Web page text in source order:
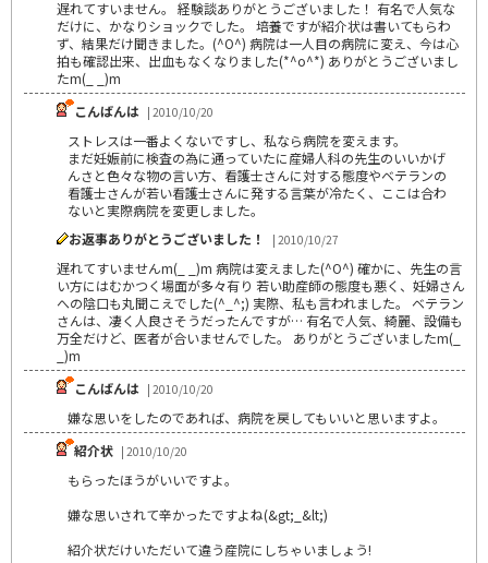
遅れてすいません。 経験談ありがとうございました！ 有名で人気な
だけに、かなりショックでした。 培養ですが紹介状は書いてもらわ
ず、結果だけ聞きました。(^O^) 病院は一人目の病院に変え、今は心
拍も確認出来、出血もなくなりました(*^o^*) ありがとうございまし
たm(_ _)m
こんばんは | 2010/10/20
ストレスは一番よくないですし、私なら病院を変えます。
まだ妊娠前に検査の為に通っていたに産婦人科の先生のいいかげ
んさと色々な物の言い方、看護士さんに対する態度やベテランの
看護士さんが若い看護士さんに発する言葉が冷たく、ここは合わ
ないと実際病院を変更しました。
お返事ありがとうございました！
| 2010/10/27
遅れてすいませんm(_ _)m 病院は変えました(^O^) 確かに、先生の言
い方にはむかつく場面が多々有り 若い助産師の態度も悪く、妊婦さん
への陰口も丸聞こえでした(^_^;) 実際、私も言われました。 ベテラン
さんは、凄く人良さそうだったんですが… 有名で人気、綺麗、設備も
万全だけど、医者が合いませんでした。 ありがとうございましたm(_
_)m
こんばんは | 2010/10/20
嫌な思いをしたのであれば、病院を戻してもいいと思いますよ。
紹介状 | 2010/10/20
もらったほうがいいですよ｡
嫌な思いされて辛かったですよね(&gt;_&lt;)
紹介状だけいただいて違う産院にしちゃいましょう!